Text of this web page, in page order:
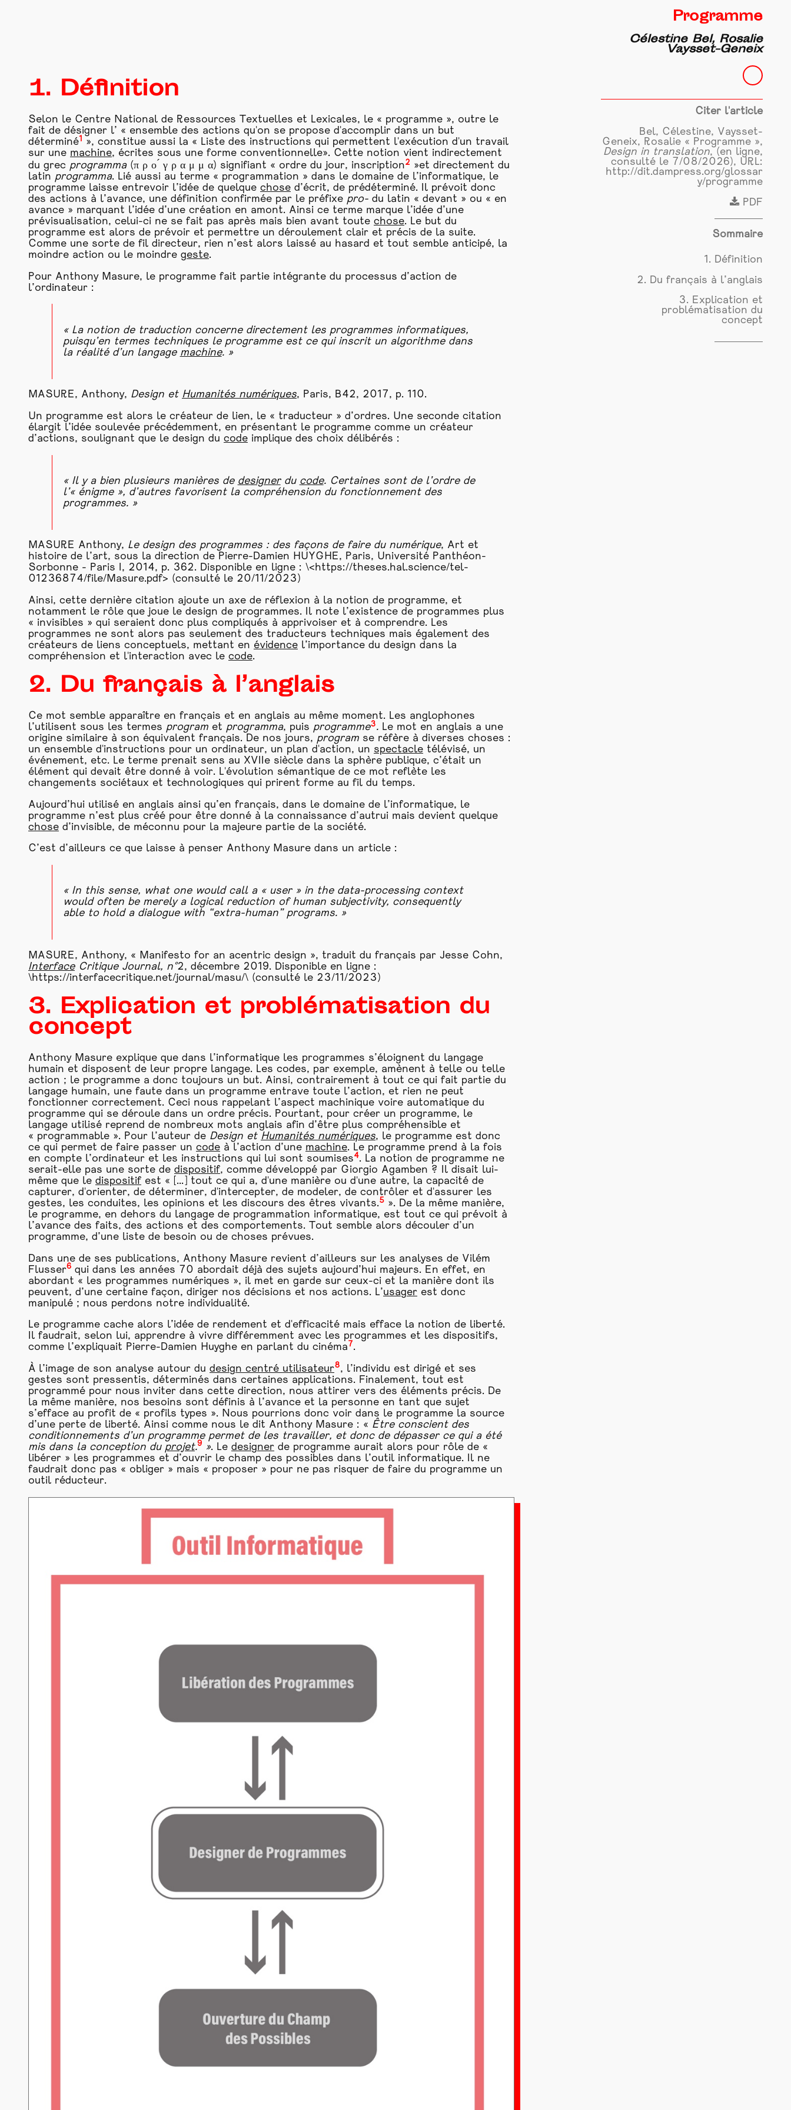
1. Définition
Selon le Centre National de Ressources Textuelles et Lexicales, le « programme », outre le
fait de désigner l’ « ensemble des actions qu'on se propose d'accomplir dans un but
déterminé1
», constitue aussi la « Liste des instructions qui permettent l'exécution d'un travail
sur une machine, écrites sous une forme conventionnelle». Cette notion vient indirectement
du grec programma(π ρ ο ́ γ ρ α μ μ α) signifiant « ordre du jour, inscription2
»et directement du
latin programma. Lié aussi au terme « programmation » dans le domaine de l’informatique, le
programme laisse entrevoir l’idée de quelque chose d’écrit, de prédéterminé. Il prévoit donc
des actions à l’avance, une définition confirmée par le préfixe pro- du latin « devant » ou « en
avance » marquant l’idée d’une création en amont. Ainsi ce terme marque l’idée d’une
prévisualisation, celui-ci ne se fait pas après mais bien avant toute chose. Le but du
programme est alors de prévoir et permettre un déroulement clair et précis de la suite.
Comme une sorte de fil directeur, rien n’est alors laissé au hasard et tout semble anticipé, la
moindre action ou le moindre geste.
Pour Anthony Masure, le programme fait partie intégrante du processus d’action de
l’ordinateur :
« La notion de traduction concerne directement les programmes informatiques,
puisqu’en termes techniques le programme est ce qui inscrit un algorithme dans
la réalité d’un langage machine. »
MASURE, Anthony, Design et Humanités numériques, Paris, B42, 2017, p. 110.
Un programme est alors le créateur de lien, le « traducteur » d’ordres. Une seconde citation
élargit l’idée soulevée précédemment, en présentant le programme comme un créateur
d’actions, soulignant que le design du code implique des choix délibérés :
« Il y a bien plusieurs manières de designerdu code. Certaines sont de l’ordre de
l’« énigme », d’autres favorisent la compréhension du fonctionnement des
programmes. »
MASURE Anthony, Le design des programmes : des façons de faire du numérique, Art et
histoire de l’art, sous la direction de Pierre-Damien HUYGHE, Paris, Université Panthéon-
Sorbonne - Paris I, 2014, p. 362. Disponible en ligne : \<https://theses.hal.science/tel-
01236874/file/Masure.pdf> (consulté le 20/11/2023)
Ainsi, cette dernière citation ajoute un axe de réflexion à la notion de programme, et
notamment le rôle que joue le design de programmes. Il note l’existence de programmes plus
« invisibles » qui seraient donc plus compliqués à apprivoiser et à comprendre. Les
programmes ne sont alors pas seulement des traducteurs techniques mais également des
créateurs de liens conceptuels, mettant en évidence l’importance du design dans la
compréhension et l'interaction avec le code.
2. Du français à l’anglais
Ce mot semble apparaître en français et en anglais au même moment. Les anglophones
l’utilisent sous les termes program et programma, puis programme3. Le mot en anglais a une
origine similaire à son équivalent français. De nos jours, program se réfère à diverses choses :
un ensemble d'instructions pour un ordinateur, un plan d'action, un spectacle télévisé, un
événement, etc. Le terme prenait sens au XVIIe siècle dans la sphère publique, c’était un
élément qui devait être donné à voir. L'évolution sémantique de ce mot reflète les
changements sociétaux et technologiques qui prirent forme au fil du temps.
Aujourd’hui utilisé en anglais ainsi qu’en français, dans le domaine de l’informatique, le
programme n’est plus créé pour être donné à la connaissance d’autrui mais devient quelque
chose d’invisible, de méconnu pour la majeure partie de la société.
C’est d’ailleurs ce que laisse à penser Anthony Masure dans un article :
« In this sense, what one would call a « user » in the data-processing context
would often be merely a logical reduction of human subjectivity, consequently
able to hold a dialogue with “extra-human” programs. »
MASURE, Anthony, « Manifesto for an acentric design », traduit du français par Jesse Cohn,
InterfaceCritique Journal, n°2, décembre 2019. Disponible en ligne :
\https://interfacecritique.net/journal/masu/\ (consulté le 23/11/2023)
3. Explication et problématisation du
concept
Anthony Masure explique que dans l’informatique les programmes s’éloignent du langage
humain et disposent de leur propre langage. Les codes, par exemple, amènent à telle ou telle
action ; le programme a donc toujours un but. Ainsi, contrairement à tout ce qui fait partie du
langage humain, une faute dans un programme entrave toute l’action, et rien ne peut
fonctionner correctement. Ceci nous rappelant l’aspect machinique voire automatique du
programme qui se déroule dans un ordre précis. Pourtant, pour créer un programme, le
langage utilisé reprend de nombreux mots anglais afin d’être plus compréhensible et
« programmable ». Pour l’auteur de Design et Humanités numériques, le programme est donc
ce qui permet de faire passer un code à l’action d’une machine. Le programme prend à la fois
en compte l’ordinateur et les instructions qui lui sont soumises4. La notion de programme ne
serait-elle pas une sorte de dispositif, comme développé par Giorgio Agamben ? Il disait lui-
même que le dispositif est « [...] tout ce qui a, d'une manière ou d'une autre, la capacité de
capturer, d'orienter, de déterminer, d'intercepter, de modeler, de contrôler et d'assurer les
gestes, les conduites, les opinions et les discours des êtres vivants.5 ». De la même manière,
le programme, en dehors du langage de programmation informatique, est tout ce qui prévoit à
l’avance des faits, des actions et des comportements. Tout semble alors découler d’un
programme, d’une liste de besoin ou de choses prévues.
Dans une de ses publications, Anthony Masure revient d’ailleurs sur les analyses de Vilém
Flusser6 qui dans les années 70 abordait déjà des sujets aujourd’hui majeurs. En effet, en
abordant « les programmes numériques », il met en garde sur ceux-ci et la manière dont ils
peuvent, d’une certaine façon, diriger nos décisions et nos actions. L’usager est donc
manipulé ; nous perdons notre individualité.
Le programme cache alors l’idée de rendement et d'efficacité mais efface la notion de liberté.
Il faudrait, selon lui, apprendre à vivre différemment avec les programmes et les dispositifs,
comme l’expliquait Pierre-Damien Huyghe en parlant du cinéma 7.
À l’image de son analyse autour du design centré utilisateur8, l’individu est dirigé et ses
gestes sont pressentis, déterminés dans certaines applications. Finalement, tout est
programmé pour nous inviter dans cette direction, nous attirer vers des éléments précis. De
la même manière, nos besoins sont définis à l’avance et la personne en tant que sujet
s’efface au profit de « profils types ». Nous pourrions donc voir dans le programme la source
d’une perte de liberté. Ainsi comme nous le dit Anthony Masure : « Être conscient des
conditionnements d’un programme permet de les travailler, et donc de dépasser ce qui a été
mis dans la conception du projet.9 ». Le designer de programme aurait alors pour rôle de «
libérer » les programmes et d’ouvrir le champ des possibles dans l’outil informatique. Il ne
faudrait donc pas « obliger » mais « proposer » pour ne pas risquer de faire du programme un
outil réducteur.
Programme
Célestine Bel, Rosalie
Vaysset-Geneix
Citer l'article
Bel, Célestine, Vaysset-
Geneix, Rosalie « Programme »,
Design in translation, (en ligne,
consulté le 7/08/2026), URL:
http://dit.dampress.org/glossar
y/programme
PDF
Sommaire
1. Définition
2. Du français à l’anglais
3. Explication et
problématisation du
concept